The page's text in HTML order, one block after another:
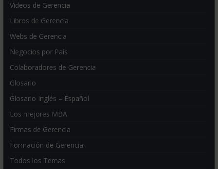
Videos de Gerencia
Libros de Gerencia
Webs de Gerencia
Negocios por País
Colaboradores de Gerencia
Glosario
Glosario Inglés – Español
Los mejores MBA
Firmas de Gerencia
Formación de Gerencia
Todos los Temas